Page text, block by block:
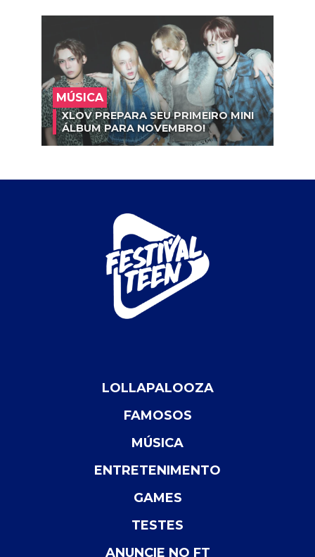
MÚSICA
XLOV PREPARA SEU PRIMEIRO MINI
ÁLBUM PARA NOVEMBRO!
LOLLAPALOOZA
FAMOSOS
MÚSICA
ENTRETENIMENTO
GAMES
TESTES
ANUNCIE NO FT